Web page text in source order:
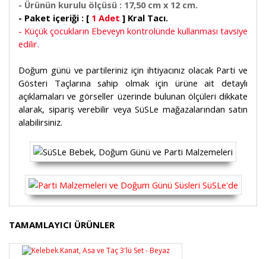
- Ürünün kurulu ölçüsü : 17,50 cm x 12 cm.
- Paket içeriği : [ 1 Adet ] Kral Tacı.
- Küçük çocukların Ebeveyn kontrolünde kullanması tavsiye
edilir.
Doğum günü ve partileriniz için ihtiyacınız olacak Parti ve
Gösteri Taçlarına sahip olmak için ürüne ait detaylı
açıklamaları ve görseller üzerinde bulunan ölçüleri dikkate
alarak, sipariş verebilir veya SüSLe mağazalarından satın
alabilirsiniz.
Bu ürünün fiyat bilgisi, resim, ürün açıklamalarında ve
diğer konularda yetersiz gördüğünüz noktaları öneri
formunu kullanarak tarafımıza iletebilirsiniz.
Görüş ve önerileriniz için teşekkür ederiz.
TAMAMLAYICI ÜRÜNLER